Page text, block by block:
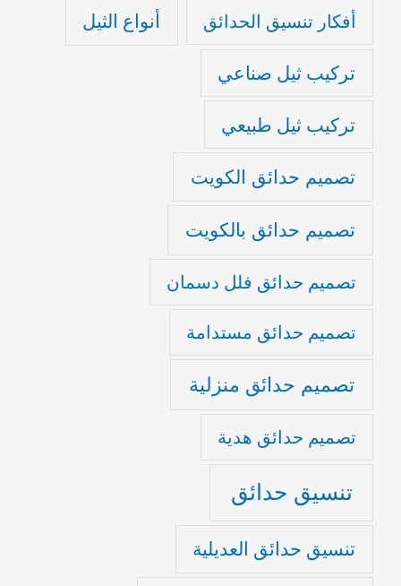
أفكار تنسيق الحدائق أنواع الثيل
تركيب ثيل صناعي
تركيب ثيل طبيعي
تصميم حدائق الكويت
تصميم حدائق بالكويت
تصميم حدائق فلل دسمان
تصميم حدائق مستدامة
تصميم حدائق منزلية
تصميم حدائق هدية
تنسيق حدائق
تنسيق حدائق العديلية